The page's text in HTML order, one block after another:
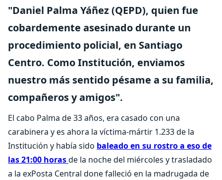
"Daniel Palma Yáñez (QEPD), quien fue
cobardemente asesinado durante un
procedimiento policial, en Santiago
Centro. Como Institución, enviamos
nuestro más sentido pésame a su familia,
compañeros y amigos".
El cabo Palma de 33 años, era casado con una
carabinera y es ahora la víctima-mártir 1.233 de la
Institución y había sido baleado en su rostro a eso de
las 21:00 horasde la noche del miércoles y trasladado
a la exPosta Central done falleció en la madrugada de